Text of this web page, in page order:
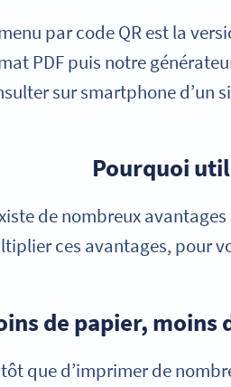
par code QR est la
PDF puis notre
sur smartphone d’un
Pourquoi
de nombreux
ces avantages, pour
de papier, moins
que d’imprimer de